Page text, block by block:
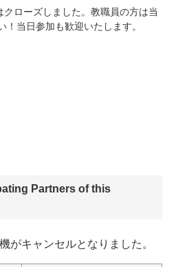
ローズしました。教職員の方は当
！当日参加も歓迎いたします。
Partners of this
がキャンセルとなりました。